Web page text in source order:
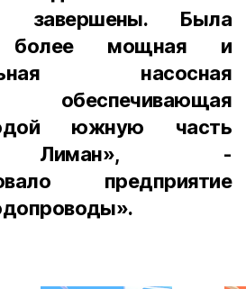
завершены. Была
более мощная и
насосная
обеспечивающая
южную часть
Лиман», -
предприятие